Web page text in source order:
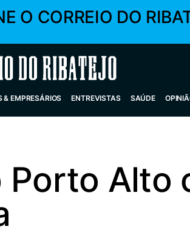
O CORREIO DO
Ribatejo
& EMPRESÁRIOS ENTREVISTAS SAÚDE
Porto Alto